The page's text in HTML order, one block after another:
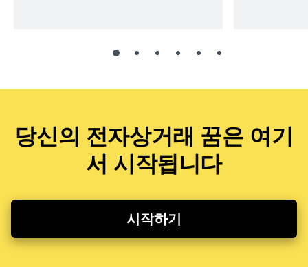
당신의 전자상거래 꿈은 여기
서 시작됩니다
시작하기